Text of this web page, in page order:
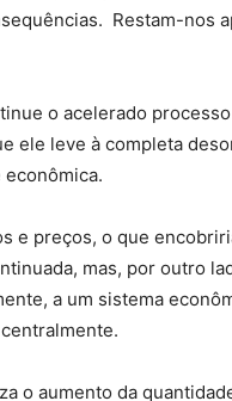
Restam-nos
o acelerado processo
ele leve à completa
econômica.
e preços, o que
mas, por outro
a um sistema
o aumento da